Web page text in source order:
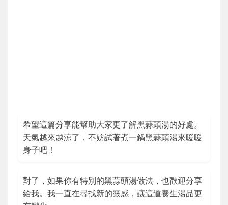
希望這篇分享能幫助大家更了解黑蒜頭湯的好處。
天氣越來越涼了，不妨試著煮一鍋黑蒜頭湯來暖暖
身子吧！
對了，如果你有特別的黑蒜頭湯做法，也歡迎分享
給我。我一直在尋找新的靈感，讓這道養生湯品更